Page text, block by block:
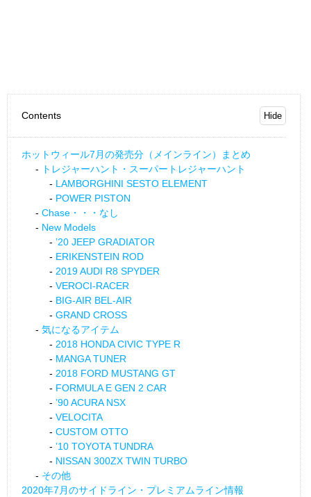
Contents
ホットウィール7月の発売分（メインライン）まとめ
トレジャーハント・スーパートレジャーハント
LAMBORGHINI SESTO ELEMENT
POWER PISTON
Chase・・・なし
New Models
’20 JEEP GRADIATOR
ERIKENSTEIN ROD
2019 AUDI R8 SPYDER
VEROCI-RACER
BIG-AIR BEL-AIR
GRAND CROSS
気になるアイテム
2018 HONDA CIVIC TYPE R
MANGA TUNER
2018 FORD MUSTANG GT
FORMULA E GEN 2 CAR
’90 ACURA NSX
VELOCITA
CUSTOM OTTO
’10 TOYOTA TUNDRA
NISSAN 300ZX TWIN TURBO
その他
2020年7月のサイドライン・プレミアムライン情報